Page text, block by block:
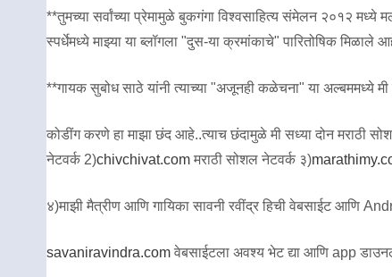
**तुमच्या सर्वांच्या प्रेमामुळे बुकगंगा विश्वसाहित्य संमेलन २०१२ मध्ये
स्पर्धेमध्ये माझ्या या ब्लॉगला "दुस-या क्रमांकाचे" पारितोषिक मिळाले
**गायक सुबोध साठे यांनी त्याच्या "अजूनही कळेचना" या अल्बममध्ये
कोडींग करणे हा माझा छंद आहे..त्याच छंदामुळे मी सध्या दोन मराठी
नेटवर्क 2)chivchivat.com मराठी सोशल नेटवर्क ३)
४)माझी मैत्रीण आणि गायिका सावनी रवींद्र हिची वेबसाईट आणि
savaniravindra.com वेबसाईटला अवश्य भेट द्या आणि app